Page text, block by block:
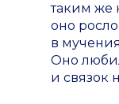
таким же
оно росло в
в
Оно любило
и связок не